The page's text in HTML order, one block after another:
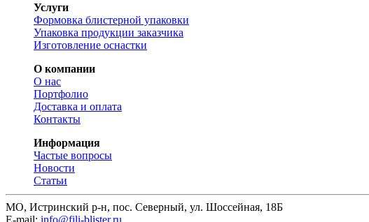
Услуги
Формовка блистерной упаковки
Упаковка продукции заказчика
Изготовление оснастки
О компании
О нас
Портфолио
Доставка и оплата
Контакты
Информация
Частые вопросы
Новости
Статьи
МО, Истринский р-н, пос. Северный, ул. Шоссейная, 18Б
E-mail: info@fili-blister.ru